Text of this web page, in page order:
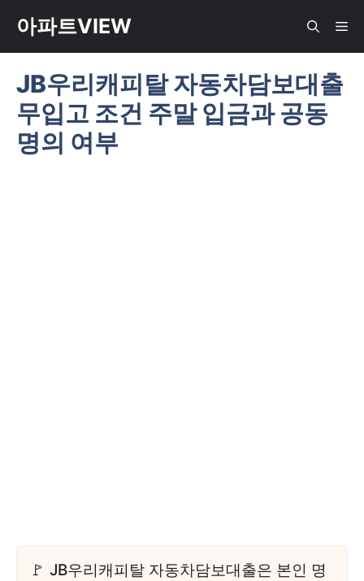
아파트VIEW 메
JB우리캐피탈 자동차담보대출
무입고 조건 주말 입금과 공동
명의 여부
JB우리캐피탈 자동차담보대출은 본인 명